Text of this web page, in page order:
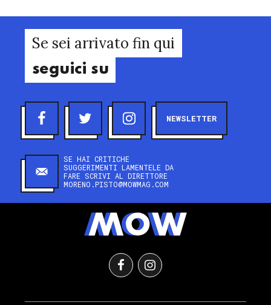
Se sei arrivato fin qui
seguici su
NEWSLETTER
SE HAI CRITICHE
SUGGERIMENTI LAMENTELE DA
FARE SCRIVI AL DIRETTORE
MORENO.PISTO@MOWMAG.COM